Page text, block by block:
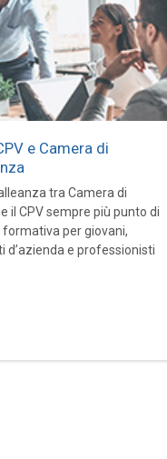
e Camera di
tra Camera di
il CPV sempre più punto di
per giovani,
d’azienda e professionisti